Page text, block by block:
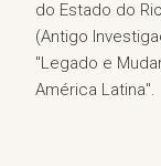
do Estado do
(Antigo
"Legado e
América Latina".